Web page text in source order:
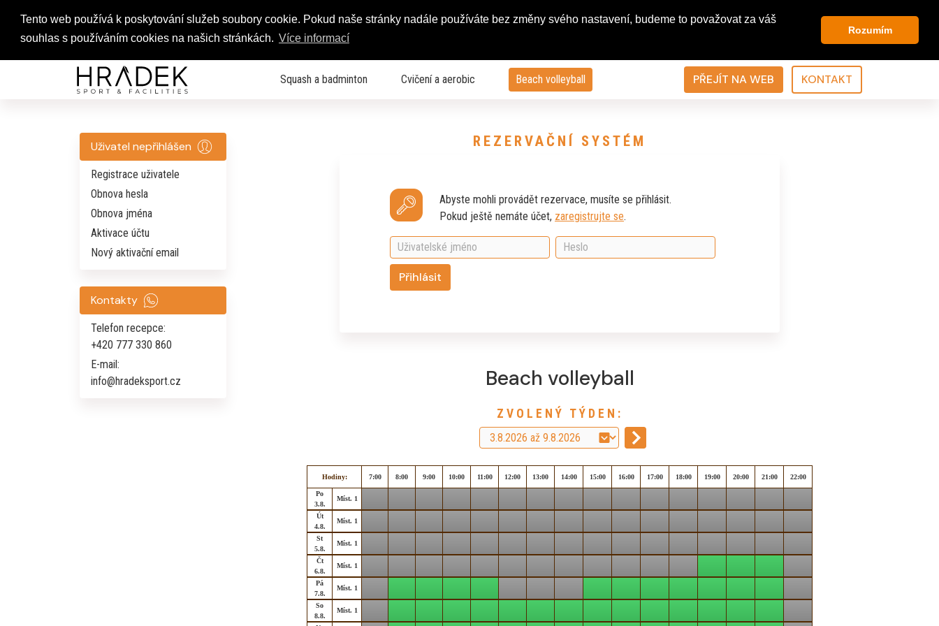
Tento web používá k poskytování služeb soubory cookie. Pokud naše stránky nadále používáte bez změny svého nastavení, budeme to považovat za váš
souhlas s používáním cookies na našich stránkách. Více informací
Rozumím
Squash a badminton Cvičení a aerobic Beach volleyball PŘEJÍT NA WEB KONTAKT
Uživatel nepřihlášen
Registrace uživatele
Obnova hesla
Obnova jména
Aktivace účtu
Nový aktivační email
Kontakty
Telefon recepce:
+420 777 330 860
E-mail:
info@hradeksport.cz
REZERVAČNÍ SYSTÉM
Abyste mohli provádět rezervace, musíte se přihlásit.
Pokud ještě nemáte účet, zaregistrujte se.
Přihlásit
Beach volleyball
ZVOLENÝ TÝDEN:
Hodiny: 7:00 8:00 9:00 10:00 11:00 12:00 13:00 14:00 15:00 16:00 17:00 18:00 19:00 20:00 21:00 22:00
Po
3.8.
Míst. 1
Út
4.8.
Míst. 1
St
5.8.
Míst. 1
Čt
6.8.
Míst. 1
Pá
7.8.
Míst. 1
So
8.8.
Míst. 1